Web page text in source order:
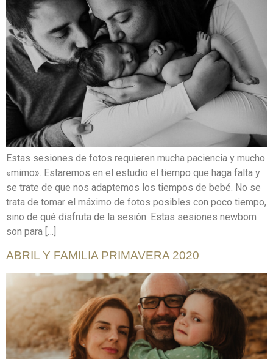
Estas sesiones de fotos requieren mucha paciencia y mucho
«mimo». Estaremos en el estudio el tiempo que haga falta y
se trate de que nos adaptemos los tiempos de bebé. No se
trata de tomar el máximo de fotos posibles con poco tiempo,
sino de qué disfruta de la sesión. Estas sesiones newborn
son para […]
ABRIL Y FAMILIA PRIMAVERA 2020